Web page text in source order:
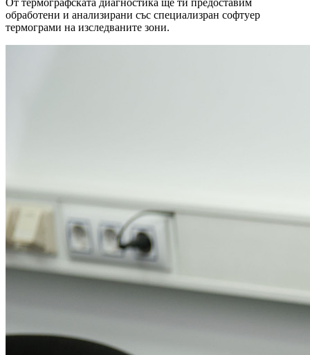
обработени и анализирани със специализран софтуер
термограми на изследваните зони.